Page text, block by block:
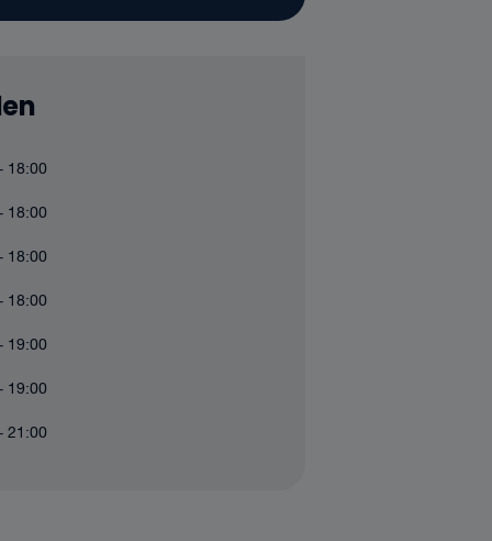
18:00
18:00
18:00
18:00
19:00
19:00
21:00